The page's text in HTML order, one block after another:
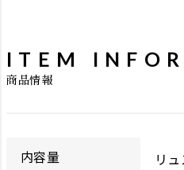
ITEM
商品情報
内容量
リ